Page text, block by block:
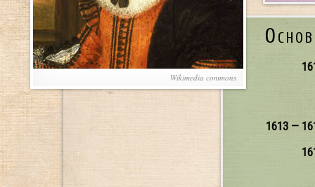
Wikimedia commons
1613 —